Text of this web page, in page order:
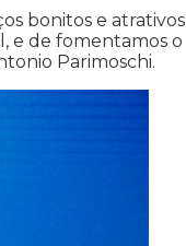
bonitos e atrativos
e de fomentamos o
Parimoschi.